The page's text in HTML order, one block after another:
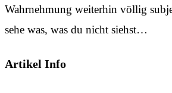
Wahrnehmung weiterhin völlig
sehe was, was du nicht siehst…
Artikel Info